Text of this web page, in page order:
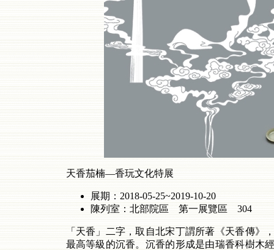
天香茄楠—香玩文化特展
展期：2018-05-25~2019-10-20
陳列室：北部院區 第一展覽區 304
「天香」二字，取自北宋丁謂所著《天香傳
最高等級的沉香。沉香的形成是由瑞香科樹木